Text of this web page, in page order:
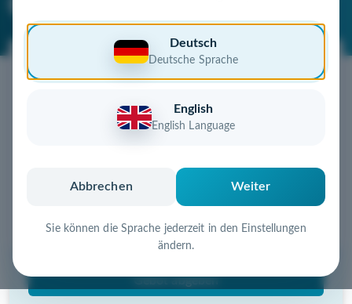
Deutsch
Deutsche Sprache
English
English Language
Abbrechen Weiter
Sie können die Sprache jederzeit in den Einstellungen
ändern.
Jetzt diese Wunschdomain
Diese Domain könnte schon bald Ihnen gehören!
Schnell, sicher und unkompliziert zur eigenen
Gebot abgeben